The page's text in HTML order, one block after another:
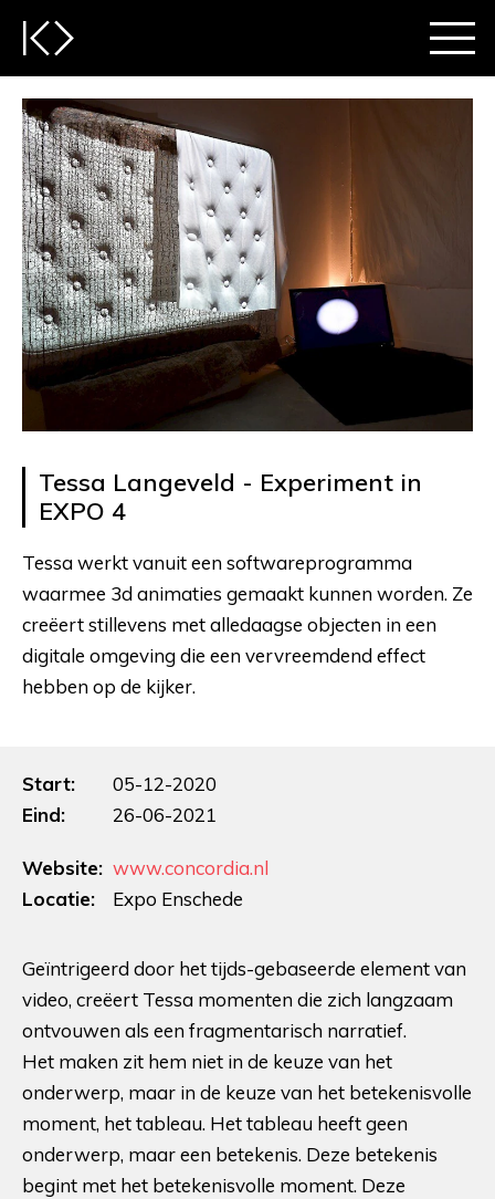
Tessa Langeveld - Experiment in
EXPO 4
Tessa werkt vanuit een softwareprogramma
waarmee 3d animaties gemaakt kunnen worden. Ze
creëert stillevens met alledaagse objecten in een
digitale omgeving die een vervreemdend effect
hebben op de kijker.
Start:
05-12-2020
Eind:
26-06-2021
Website: www.concordia.nl
Locatie:
Expo Enschede
Geïntrigeerd door het tijds-gebaseerde element van
video, creëert Tessa momenten die zich langzaam
ontvouwen als een fragmentarisch narratief.
Het maken zit hem niet in de keuze van het
onderwerp, maar in de keuze van het betekenisvolle
moment, het tableau. Het tableau heeft geen
onderwerp, maar een betekenis. Deze betekenis
begint met het betekenisvolle moment. Deze